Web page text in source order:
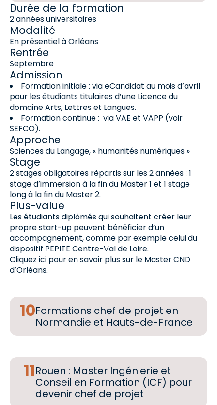
Durée de la formation
2 années universitaires
Modalité
En présentiel à Orléans
Rentrée
Septembre
Admission
Formation initiale : via eCandidat au mois d’avril
pour les étudiants titulaires d’une Licence du
domaine Arts, Lettres et Langues.
Formation continue : via VAE et VAPP (voir
SEFCO).
Approche
Sciences du Langage, « humanités numériques »
Stage
2 stages obligatoires répartis sur les 2 années : 1
stage d’immersion à la fin du Master 1 et 1 stage
long à la fin du Master 2.
Plus-value
Les étudiants diplômés qui souhaitent créer leur
propre start-up peuvent bénéficier d’un
accompagnement, comme par exemple celui du
dispositif PEPITE Centre-Val de Loire.
Cliquez ici pour en savoir plus sur le Master CND
d’Orléans.
Formations chef de projet en
Normandie et Hauts-de-France
Rouen : Master Ingénierie et
Conseil en Formation (ICF) pour
devenir chef de projet